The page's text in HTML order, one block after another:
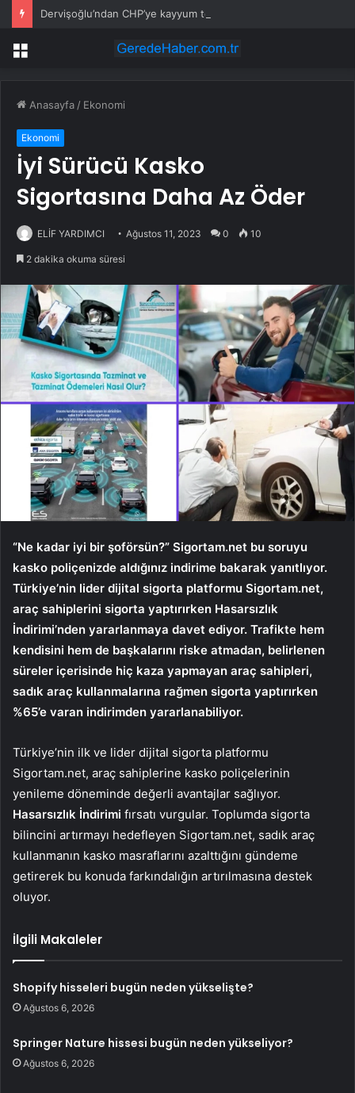
Dervişoğlu’ndan CHP’ye kayyum tepkisi
Menü
Anasayfa / Ekonomi
Ekonomi
İyi Sürücü Kasko
Sigortasına Daha Az Öder
ELİF YARDIMCI Ağustos 11, 2023 0 10
2 dakika okuma süresi
“Ne kadar iyi bir şoförsün?” Sigortam.net bu soruyu
kasko poliçenizde aldığınız indirime bakarak yanıtlıyor.
Türkiye’nin lider dijital sigorta platformu Sigortam.net,
araç sahiplerini sigorta yaptırırken Hasarsızlık
İndirimi’nden yararlanmaya davet ediyor. Trafikte hem
kendisini hem de başkalarını riske atmadan, belirlenen
süreler içerisinde hiç kaza yapmayan araç sahipleri,
sadık araç kullanmalarına rağmen sigorta yaptırırken
%65’e varan indirimden yararlanabiliyor.
Türkiye’nin ilk ve lider dijital sigorta platformu
Sigortam.net, araç sahiplerine kasko poliçelerinin
yenileme döneminde değerli avantajlar sağlıyor.
Hasarsızlık İndirimi fırsatı vurgular. Toplumda sigorta
bilincini artırmayı hedefleyen Sigortam.net, sadık araç
kullanmanın kasko masraflarını azalttığını gündeme
getirerek bu konuda farkındalığın artırılmasına destek
oluyor.
İlgili Makaleler
Shopify hisseleri bugün neden yükselişte?
Ağustos 6, 2026
Springer Nature hissesi bugün neden yükseliyor?
Ağustos 6, 2026